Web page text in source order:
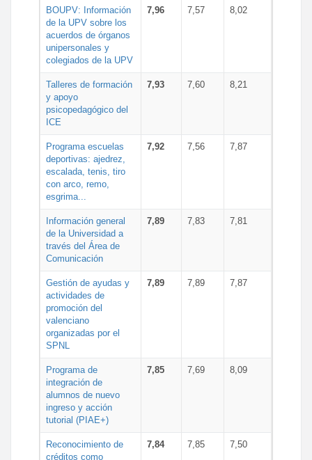
BOUPV: Información
de la UPV sobre los
acuerdos de órganos
unipersonales y
colegiados de la UPV
7,96 7,57 8,02
Talleres de formación
y apoyo
psicopedagógico del
ICE
7,93 7,60 8,21
Programa escuelas
deportivas: ajedrez,
escalada, tenis, tiro
con arco, remo,
esgrima...
7,92 7,56 7,87
Información general
de la Universidad a
través del Área de
Comunicación
7,89 7,83 7,81
Gestión de ayudas y
actividades de
promoción del
valenciano
organizadas por el
SPNL
7,89 7,89 7,87
Programa de
integración de
alumnos de nuevo
ingreso y acción
tutorial (PIAE+)
7,85 7,69 8,09
Reconocimiento de
créditos como
7,84 7,85 7,50